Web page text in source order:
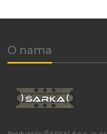
O nama